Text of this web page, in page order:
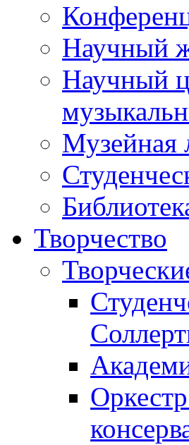
Научный
Научный
Музейная
Творчество